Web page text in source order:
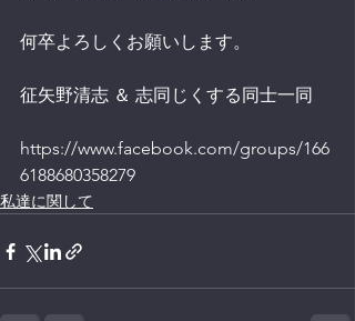
何卒よろしくお願いします。
征矢野清志 ＆ 志同じくする同士一同
https://www.facebook.com/groups/166
6188680358279
私達に関して